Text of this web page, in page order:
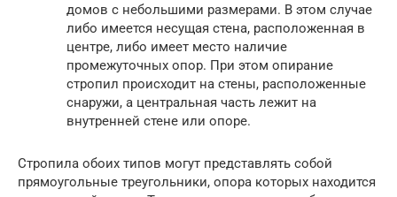
домов с небольшими размерами. В этом случае
либо имеется несущая стена, расположенная в
центре, либо имеет место наличие
промежуточных опор. При этом опирание
стропил происходит на стены, расположенные
снаружи, а центральная часть лежит на
внутренней стене или опоре.
Стропила обоих типов могут представлять собой
прямоугольные треугольники, опора которых находится